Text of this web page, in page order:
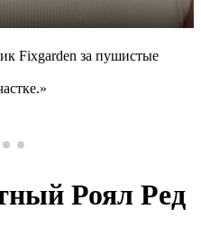
Fixgarden за пушистые
Роял Ред